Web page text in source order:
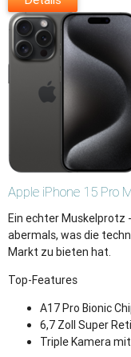
Apple iPhone 15 Pro
Ein echter Muskelprotz
abermals, was die
Markt zu bieten hat.
Top-Features
A17 Pro Bionic
6,7 Zoll Super
Triple Kamera